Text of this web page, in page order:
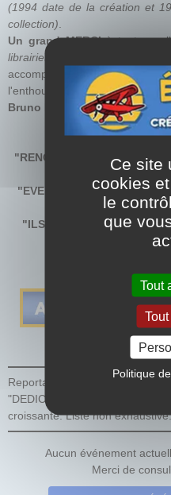
(1994 date de la création et
collection)
Un grand MERCIà toutes
librairies, institutions
accompagnent cet
l'enthousiasme et...
Bruno BERTIN
"RENCONTRES/DEDICACES"
en
"EVENEMENTS": plus de 30
"ILS EN PARLENT" : plus
Presse
Sélectionnez une
Reportage des événements des
"DEDICACES,
croissante. Liste non exhaustive.
Aucun événement
Merci de
Ce site
cookies
le
que
Tout
Politique